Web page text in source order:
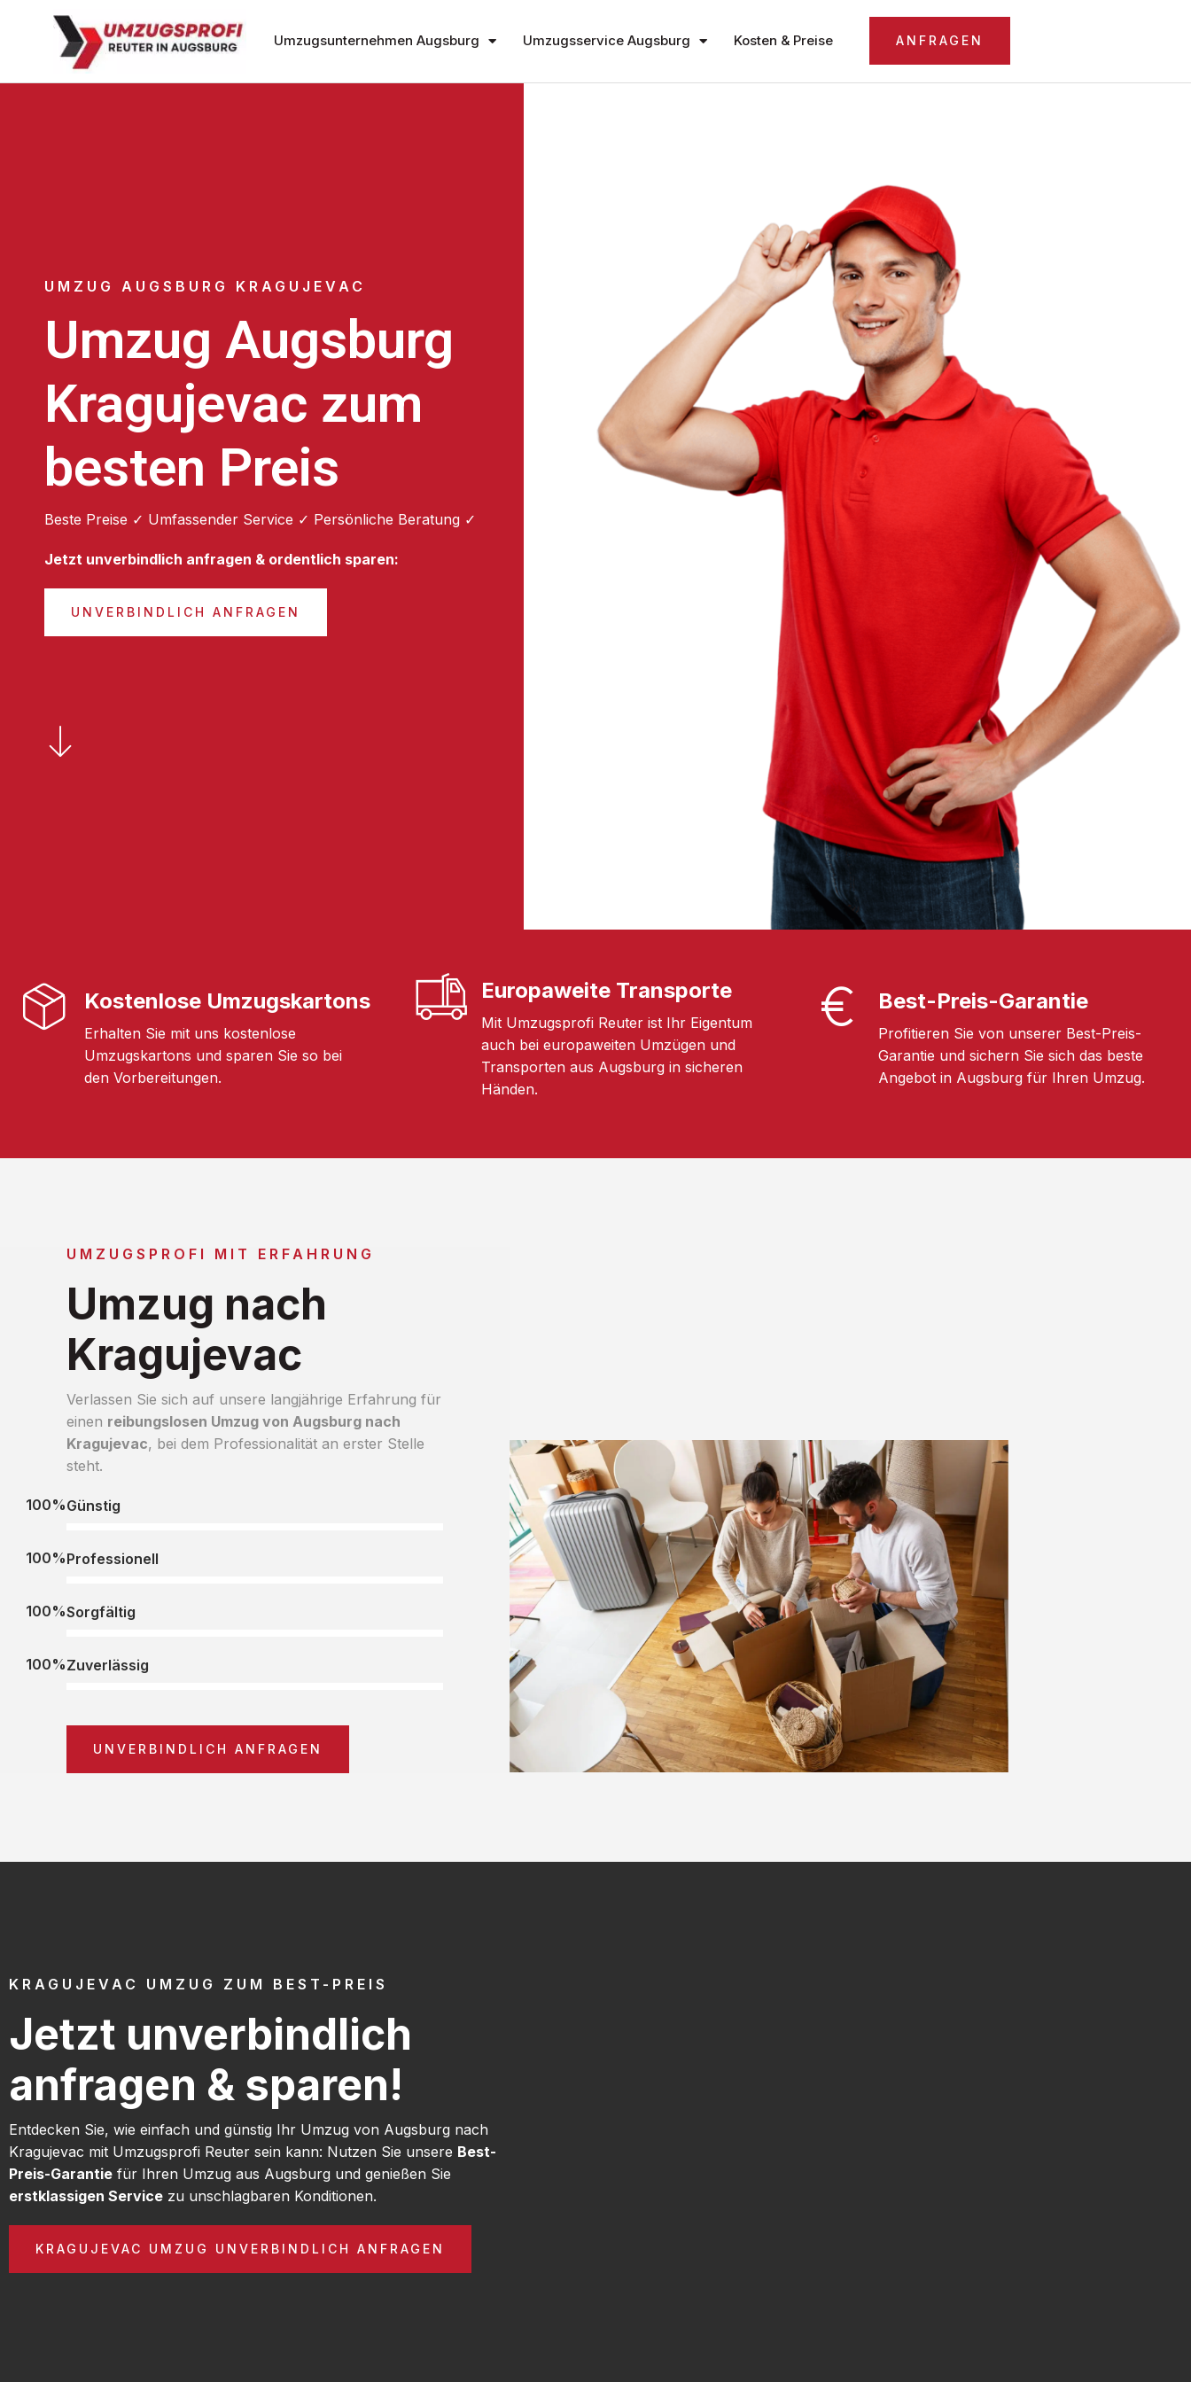
Umzugsunternehmen Augsburg Umzugsservice Augsburg Kosten & Preise ANFRAGEN
UMZUG AUGSBURG KRAGUJEVAC
Umzug Augsburg
Kragujevac zum
besten Preis
Beste Preise ✓ Umfassender Service ✓ Persönliche Beratung ✓
Jetzt unverbindlich anfragen & ordentlich sparen:
UNVERBINDLICH ANFRAGEN
Kostenlose Umzugskartons
Erhalten Sie mit uns kostenlose
Umzugskartons und sparen Sie so bei
den Vorbereitungen.
Europaweite Transporte
Mit Umzugsprofi Reuter ist Ihr Eigentum
auch bei europaweiten Umzügen und
Transporten aus Augsburg in sicheren
Händen.
Best-Preis-Garantie
Profitieren Sie von unserer Best-Preis-
Garantie und sichern Sie sich das beste
Angebot in Augsburg für Ihren Umzug.
UMZUGSPROFI MIT ERFAHRUNG
Umzug nach
Kragujevac
Verlassen Sie sich auf unsere langjährige Erfahrung für
einen reibungslosen Umzug von Augsburg nach
Kragujevac, bei dem Professionalität an erster Stelle
steht.
Günstig
100%
Professionell
100%
Sorgfältig
100%
Zuverlässig
100%
UNVERBINDLICH ANFRAGEN
KRAGUJEVAC UMZUG ZUM BEST-PREIS
Jetzt unverbindlich
anfragen & sparen!
Entdecken Sie, wie einfach und günstig Ihr Umzug von Augsburg nach
Kragujevac mit Umzugsprofi Reuter sein kann: Nutzen Sie unsere Best-
Preis-Garantie für Ihren Umzug aus Augsburg und genießen Sie
erstklassigen Service zu unschlagbaren Konditionen.
KRAGUJEVAC UMZUG UNVERBINDLICH ANFRAGEN